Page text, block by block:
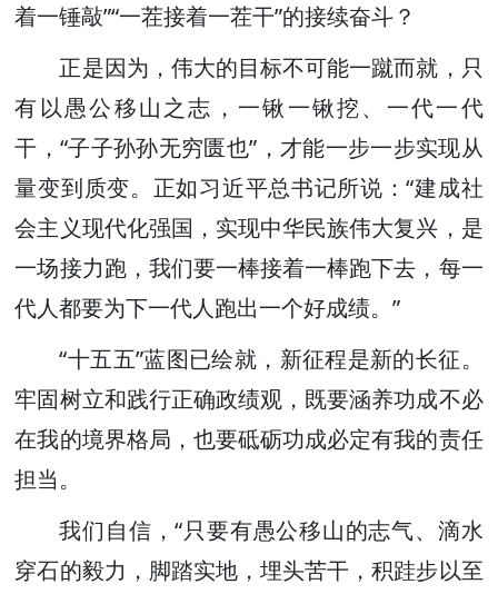
着一锤敲”“一茬接着一茬干”的接续奋斗？
正是因为，伟大的目标不可能一蹴而就，只
有以愚公移山之志，一锹一锹挖、一代一代
干，“子子孙孙无穷匮也”，才能一步一步实现从
量变到质变。正如习近平总书记所说：“建成社
会主义现代化强国，实现中华民族伟大复兴，是
一场接力跑，我们要一棒接着一棒跑下去，每一
代人都要为下一代人跑出一个好成绩。”
“十五五”蓝图已绘就，新征程是新的长征。
牢固树立和践行正确政绩观，既要涵养功成不必
在我的境界格局，也要砥砺功成必定有我的责任
担当。
我们自信，“只要有愚公移山的志气、滴水
穿石的毅力，脚踏实地，埋头苦干，积跬步以至